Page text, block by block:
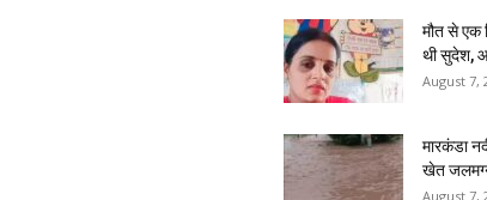
मौत से एक
थी सुदेश,
August 7,
मारकंडा
खेत
August 7,